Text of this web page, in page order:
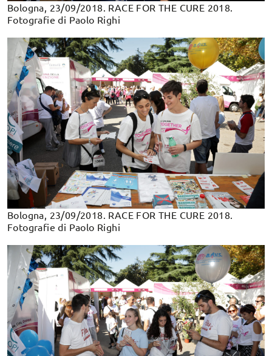
Bologna, 23/09/2018. RACE FOR THE CURE 2018.
Fotografie di Paolo Righi
Bologna, 23/09/2018. RACE FOR THE CURE 2018.
Fotografie di Paolo Righi